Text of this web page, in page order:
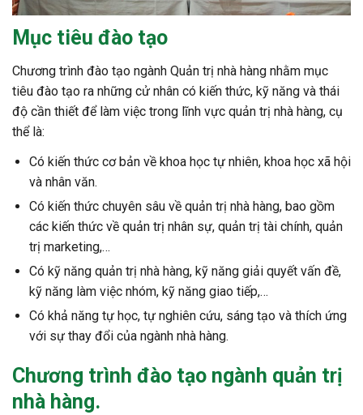
Mục tiêu đào tạo
Chương trình đào tạo ngành Quản trị nhà hàng nhằm mục
tiêu đào tạo ra những cử nhân có kiến thức, kỹ năng và thái
độ cần thiết để làm việc trong lĩnh vực quản trị nhà hàng, cụ
thể là:
Có kiến thức cơ bản về khoa học tự nhiên, khoa học xã hội
và nhân văn.
Có kiến thức chuyên sâu về quản trị nhà hàng, bao gồm
các kiến thức về quản trị nhân sự, quản trị tài chính, quản
trị marketing,…
Có kỹ năng quản trị nhà hàng, kỹ năng giải quyết vấn đề,
kỹ năng làm việc nhóm, kỹ năng giao tiếp,…
Có khả năng tự học, tự nghiên cứu, sáng tạo và thích ứng
với sự thay đổi của ngành nhà hàng.
Chương trình đào tạo ngành quản trị
nhà hàng.